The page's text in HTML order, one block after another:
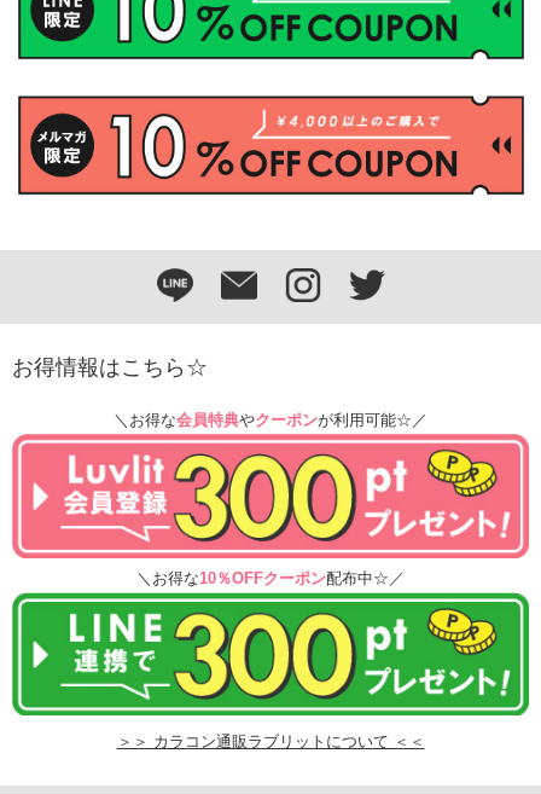
お得情報はこちら☆
＼お得な会員特典やクーポンが利用可能☆／
＼お得な10％OFFクーポン配布中☆／
＞＞ カラコン通販ラブリットについて ＜＜